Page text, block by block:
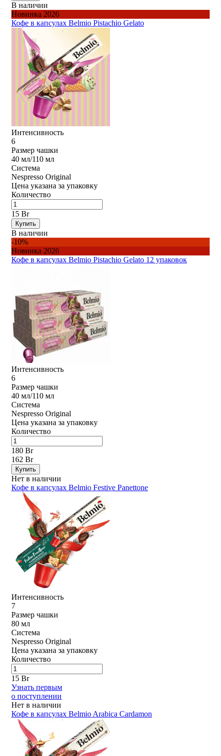
В наличии
Новинка 2026
Кофе в капсулах Belmio Pistachio Gelato
Интенсивность
6
Размер чашки
40 мл/110 мл
Система
Nespresso Original
Цена указана за упаковку
Количество
15 Br
Купить
В наличии
-10%
Новинка 2026
Кофе в капсулах Belmio Pistachio Gelato 12 упаковок
Интенсивность
6
Размер чашки
40 мл/110 мл
Система
Nespresso Original
Цена указана за упаковку
Количество
180 Br
162 Br
Купить
Нет в наличии
Кофе в капсулах Belmio Festive Panettone
Интенсивность
7
Размер чашки
80 мл
Система
Nespresso Original
Цена указана за упаковку
Количество
15 Br
Узнать первым
о поступлении
Нет в наличии
Кофе в капсулах Belmio Arabica Cardamon